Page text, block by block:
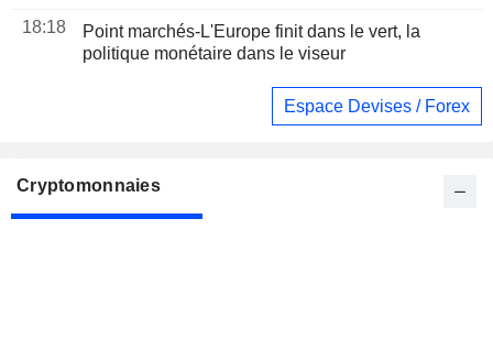
18:18
Point marchés-L'Europe finit dans le vert, la
politique monétaire dans le viseur
Espace Devises / Forex
Cryptomonnaies